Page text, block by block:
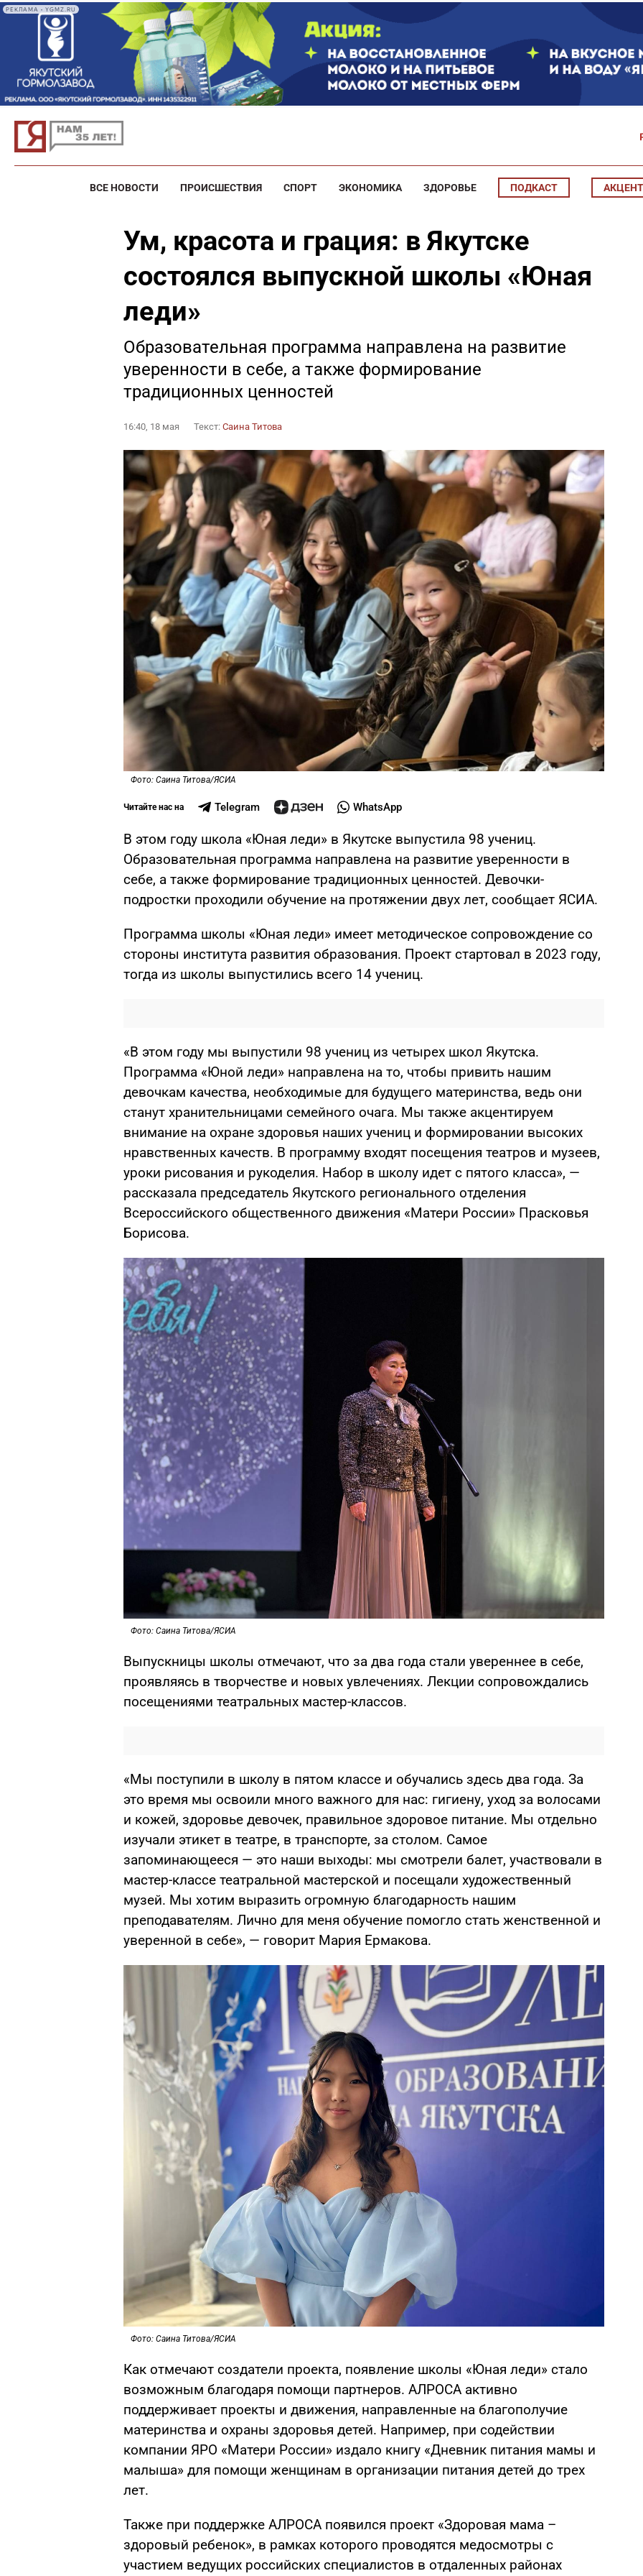
РЕКЛАМА • YGMZ.RU
ВСЕ НОВОСТИ ПРОИСШЕСТВИЯ СПОРТ ЭКОНОМИКА ЗДОРОВЬЕ ПОДКАСТ АКЦЕНТ
Ум, красота и грация: в Якутске
состоялся выпускной школы «Юная
леди»
Образовательная программа направлена на развитие
уверенности в себе, а также формирование
традиционных ценностей
16:40, 18 мая Текст: Саина Титова
Фото: Саина Титова/ЯСИА
Читайте нас на Telegram WhatsApp
В этом году школа «Юная леди» в Якутске выпустила 98 учениц.
Образовательная программа направлена на развитие уверенности в
себе, а также формирование традиционных ценностей. Девочки-
подростки проходили обучение на протяжении двух лет, сообщает ЯСИА.
Программа школы «Юная леди» имеет методическое сопровождение со
стороны института развития образования. Проект стартовал в 2023 году,
тогда из школы выпустились всего 14 учениц.
«В этом году мы выпустили 98 учениц из четырех школ Якутска.
Программа «Юной леди» направлена на то, чтобы привить нашим
девочкам качества, необходимые для будущего материнства, ведь они
станут хранительницами семейного очага. Мы также акцентируем
внимание на охране здоровья наших учениц и формировании высоких
нравственных качеств. В программу входят посещения театров и музеев,
уроки рисования и рукоделия. Набор в школу идет с пятого класса», —
рассказала председатель Якутского регионального отделения
Всероссийского общественного движения «Матери России» Прасковья
Борисова.
Фото: Саина Титова/ЯСИА
Выпускницы школы отмечают, что за два года стали увереннее в себе,
проявляясь в творчестве и новых увлечениях. Лекции сопровождались
посещениями театральных мастер-классов.
«Мы поступили в школу в пятом классе и обучались здесь два года. За
это время мы освоили много важного для нас: гигиену, уход за волосами
и кожей, здоровье девочек, правильное здоровое питание. Мы отдельно
изучали этикет в театре, в транспорте, за столом. Самое
запоминающееся — это наши выходы: мы смотрели балет, участвовали в
мастер-классе театральной мастерской и посещали художественный
музей. Мы хотим выразить огромную благодарность нашим
преподавателям. Лично для меня обучение помогло стать женственной и
уверенной в себе», — говорит Мария Ермакова.
Фото: Саина Титова/ЯСИА
Как отмечают создатели проекта, появление школы «Юная леди» стало
возможным благодаря помощи партнеров. АЛРОСА активно
поддерживает проекты и движения, направленные на благополучие
материнства и охраны здоровья детей. Например, при содействии
компании ЯРО «Матери России» издало книгу «Дневник питания мамы и
малыша» для помощи женщинам в организации питания детей до трех
лет.
Также при поддержке АЛРОСА появился проект «Здоровая мама –
здоровый ребенок», в рамках которого проводятся медосмотры с
участием ведущих российских специалистов в отдаленных районах